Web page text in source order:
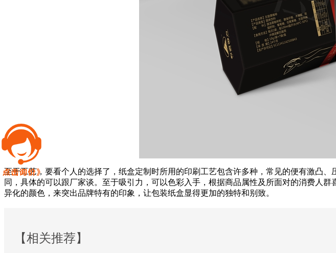
至于工艺，要看个人的选择了，纸盒定制时所用的印刷工艺包含许多种，常见的便有激凸
同，具体的可以跟厂家谈。至于吸引力，可以色彩入手，根据商品属性及所面对的消费人
异化的颜色，来突出品牌特有的印象，让包装纸盒显得更加的独特和别致。
【相关推荐】